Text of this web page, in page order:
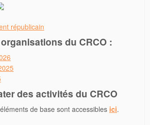
républicain
du CRCO :
des activités du CRCO
de base sont accessibles ici.